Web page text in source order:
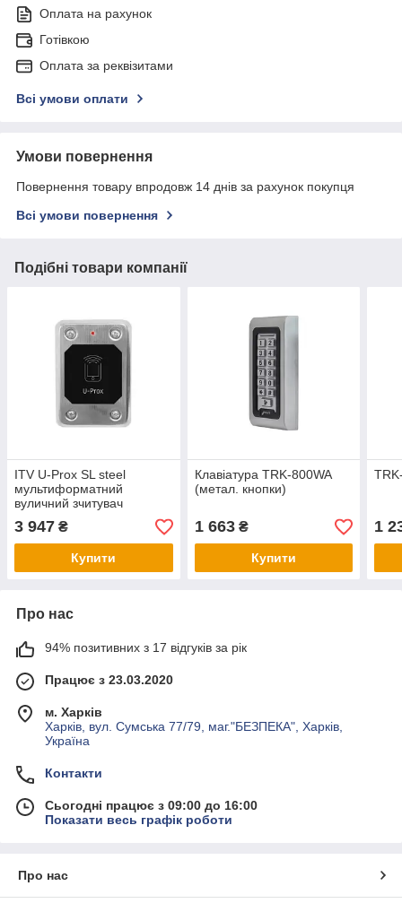
Оплата на рахунок
Готівкою
Оплата за реквізитами
Всі умови оплати
Умови повернення
Повернення товару впродовж 14 днів за рахунок покупця
Всі умови повернення
Подібні товари компанії
ITV U-Prox SL steel
мультиформатний
вуличний зчитувач
3 947 ₴
Купити
Клавіатура TRK-800WA
(метал. кнопки)
1 663₴
Купити
1
Про нас
94% позитивних з 17 відгуків за рік
Працює з 23.03.2020
м. Харків
Харків, вул. Сумська 77/79, маг."БЕЗПЕКА", Харків,
Україна
Контакти
Сьогодні працює з 09:00 до 16:00
Показати весь графік роботи
Про нас